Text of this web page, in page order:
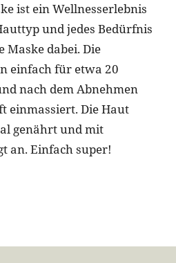
ist ein Wellnesserlebnis
und jedes Bedürfnis
Maske dabei. Die
einfach für etwa 20
nach dem Abnehmen
einmassiert. Die Haut
genährt und mit
an. Einfach super!